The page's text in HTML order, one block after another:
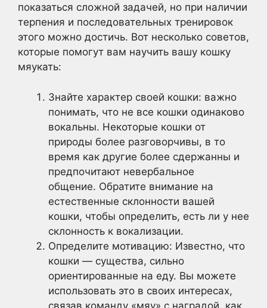
показаться сложной задачей, но при наличии
терпения и последовательных тренировок
этого можно достичь. Вот несколько советов,
которые помогут вам научить вашу кошку
мяукать:
Знайте характер своей кошки: важно
понимать, что не все кошки одинаково
вокальны. Некоторые кошки от
природы более разговорчивы, в то
время как другие более сдержанны и
предпочитают невербальное
общение. Обратите внимание на
естественные склонности вашей
кошки, чтобы определить, есть ли у нее
склонность к вокализации.
Определите мотивацию: Известно, что
кошки — существа, сильно
ориентированные на еду. Вы можете
использовать это в своих интересах,
связав команду «мяу» с наградой, как